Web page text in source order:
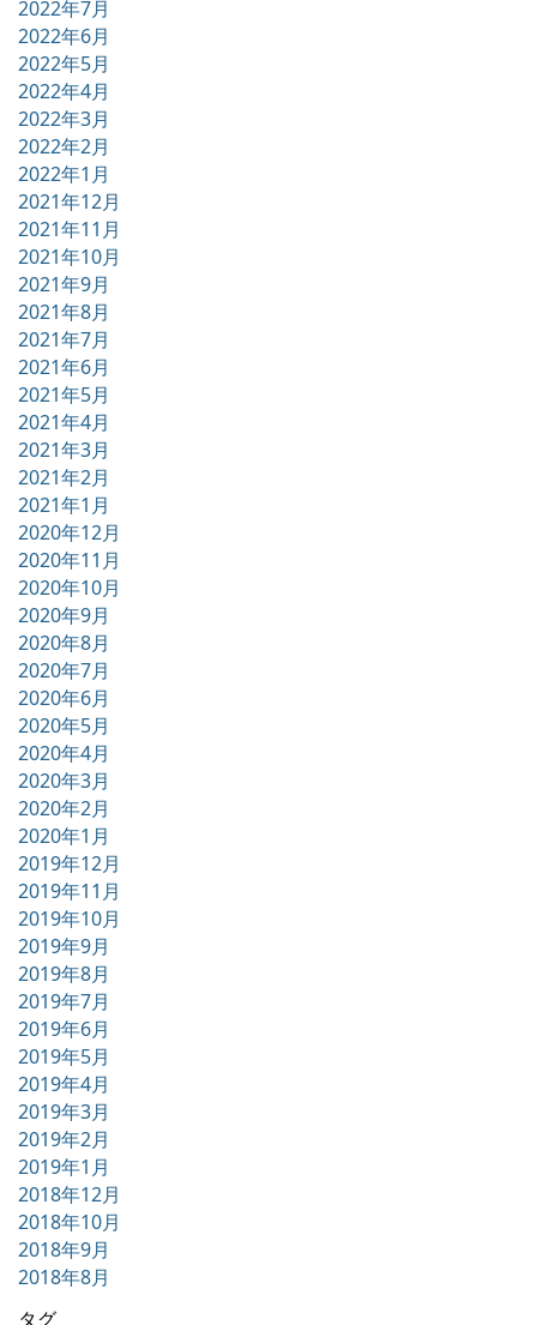
2022年7月
2022年6月
2022年5月
2022年4月
2022年3月
2022年2月
2022年1月
2021年12月
2021年11月
2021年10月
2021年9月
2021年8月
2021年7月
2021年6月
2021年5月
2021年4月
2021年3月
2021年2月
2021年1月
2020年12月
2020年11月
2020年10月
2020年9月
2020年8月
2020年7月
2020年6月
2020年5月
2020年4月
2020年3月
2020年2月
2020年1月
2019年12月
2019年11月
2019年10月
2019年9月
2019年8月
2019年7月
2019年6月
2019年5月
2019年4月
2019年3月
2019年2月
2019年1月
2018年12月
2018年10月
2018年9月
2018年8月
タグ